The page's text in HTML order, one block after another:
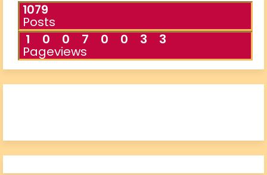
1079
Posts
1
0 0 7 0 0 3 3
Pageviews